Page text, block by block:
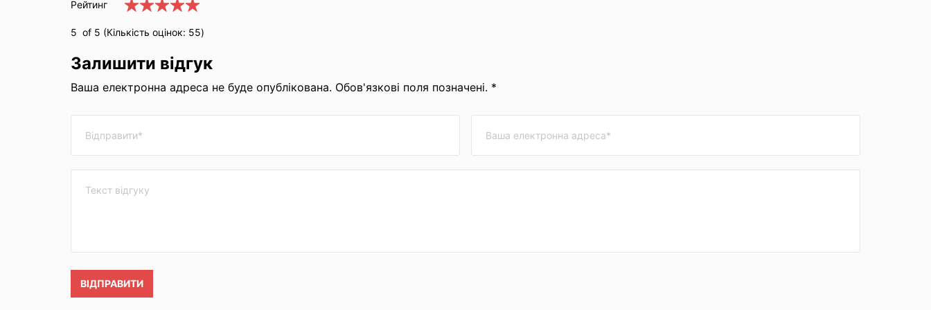
Рейтинг
5 of 5 (Кількість оцінок: 55)
Залишити відгук
Ваша електронна адреса не буде опублікована. Обов'язкові поля позначені. *
ВІДПРАВИТИ